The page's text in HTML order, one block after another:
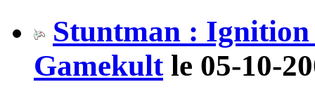
Stuntman : Ignition
Gamekultle 05-10-